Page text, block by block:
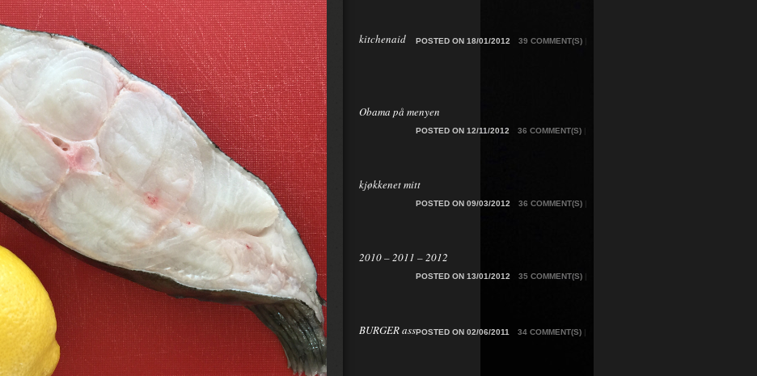
kitchenaid 39 COMMENT(S)
POSTED ON 18/01/2012
Obama på menyen
36 COMMENT(S)
POSTED ON 12/11/2012
kjøkkenet mitt
36 COMMENT(S) |
POSTED ON 09/03/2012
2010 – 2011 – 2012
35 COMMENT(S) |
POSTED ON 13/01/2012
BURGER ass 34 COMMENT(S) |
POSTED ON 02/06/2011